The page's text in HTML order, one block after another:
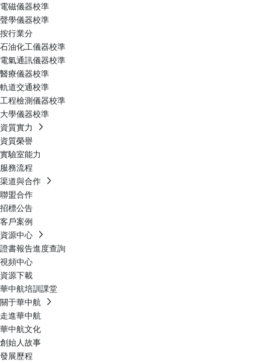
電磁儀器校準
聲學儀器校準
按行業分
石油化工儀器校準
電氣通訊儀器校準
醫療儀器校準
軌道交通校準
工程檢測儀器校準
大學儀器校準
資質實力
資質榮譽
實驗室能力
服務流程
渠道與合作
聯盟合作
招標公告
客戶案例
資源中心
證書報告進度查詢
視頻中心
資源下載
華中航培訓課堂
關于華中航
走進華中航
華中航文化
創始人故事
發展歷程